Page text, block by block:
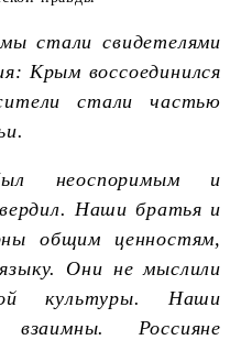
стали свидетелями
Крым воссоединился
стали частью
неоспоримым и
Наши братья и
общим ценностям,
Они не мыслили
культуры. Наши
Россияне